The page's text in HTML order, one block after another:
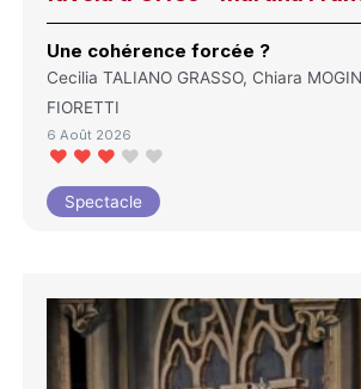
Une cohérence forcée ?
Cecilia TALIANO GRASSO, Chiara
FIORETTI
6 Août 2026
Spectacle